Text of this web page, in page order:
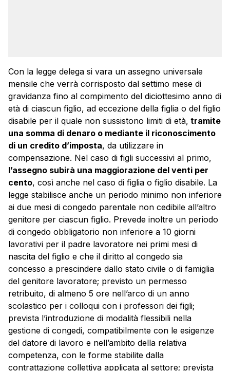
Con la legge delega si vara un assegno universale
mensile che verrà corrisposto dal settimo mese di
gravidanza fino al compimento del diciottesimo anno di
età di ciascun figlio, ad eccezione della figlia o del figlio
disabile per il quale non sussistono limiti di età, tramite
una somma di denaro o mediante il riconoscimento
di un credito d’imposta, da utilizzare in
compensazione. Nel caso di figli successivi al primo,
l’assegno subirà una maggiorazione del venti per
cento, così anche nel caso di figlia o figlio disabile. La
legge stabilisce anche un periodo minimo non inferiore
ai due mesi di congedo parentale non cedibile all’altro
genitore per ciascun figlio. Prevede inoltre un periodo
di congedo obbligatorio non inferiore a 10 giorni
lavorativi per il padre lavoratore nei primi mesi di
nascita del figlio e che il diritto al congedo sia
concesso a prescindere dallo stato civile o di famiglia
del genitore lavoratore; previsto un permesso
retribuito, di almeno 5 ore nell’arco di un anno
scolastico per i colloqui con i professori dei figli;
prevista l’introduzione di modalità flessibili nella
gestione di congedi, compatibilmente con le esigenze
del datore di lavoro e nell’ambito della relativa
competenza, con le forme stabilite dalla
contrattazione collettiva applicata al settore; prevista